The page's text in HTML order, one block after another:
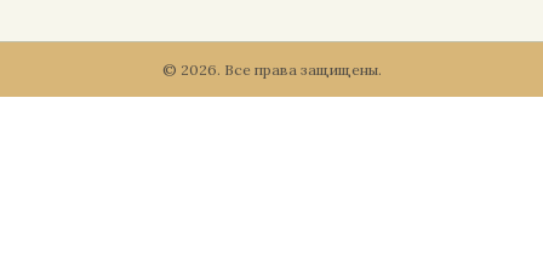
© 2026. Все права защищены.